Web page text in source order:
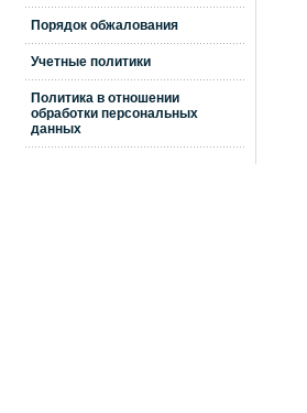
Порядок обжалования
Учетные политики
Политика в отношении
обработки персональных
данных